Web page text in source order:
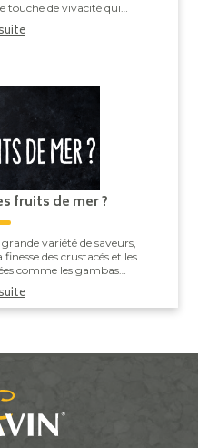
touche de vivacité qui
fruits de mer ?
variété de saveurs,
des crustacés et les
comme les gambas